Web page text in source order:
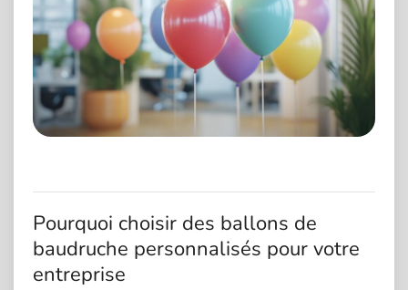
Pourquoi choisir des ballons de
baudruche personnalisés pour votre
entreprise